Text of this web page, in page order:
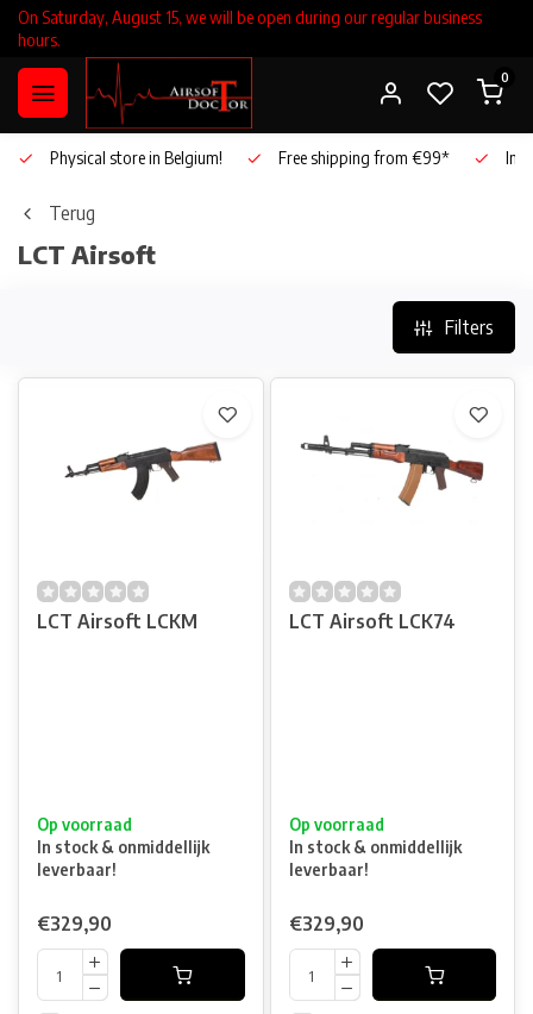
On Saturday, August 15, we will be open during our regular business
hours.
0
Physical store in Belgium! Free shipping from €99*
Terug
LCT Airsoft
Filters
LCT Airsoft LCKM
Op voorraad
In stock & onmiddellijk
leverbaar!
€329,90
LCT Airsoft LCK74
Op voorraad
In stock & onmiddellijk
leverbaar!
€329,90